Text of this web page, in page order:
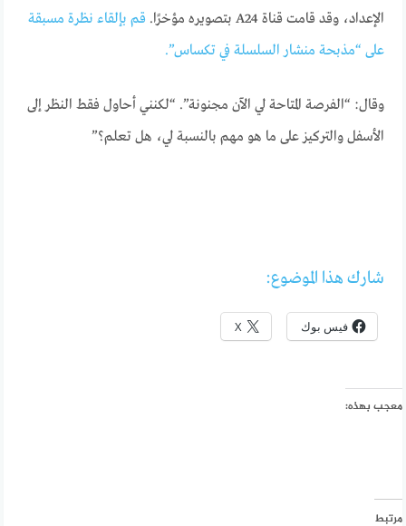
الإعداد، وقد قامت قناة A24 بتصويره مؤخرًا.
قم بإلقاء نظرة مسبقة
على “مذبحة منشار السلسلة في تكساس”.
وقال: “الفرصة المتاحة لي الآن مجنونة”. “لكنني أحاول فقط النظر إلى
الأسفل والتركيز على ما هو مهم بالنسبة لي، هل تعلم؟”
شارك هذا الموضوع:
فيس بوك X
معجب بهذه:
مرتبط